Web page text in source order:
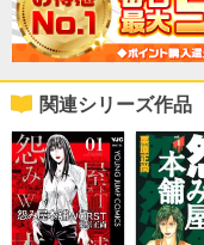
関連シリーズ作品